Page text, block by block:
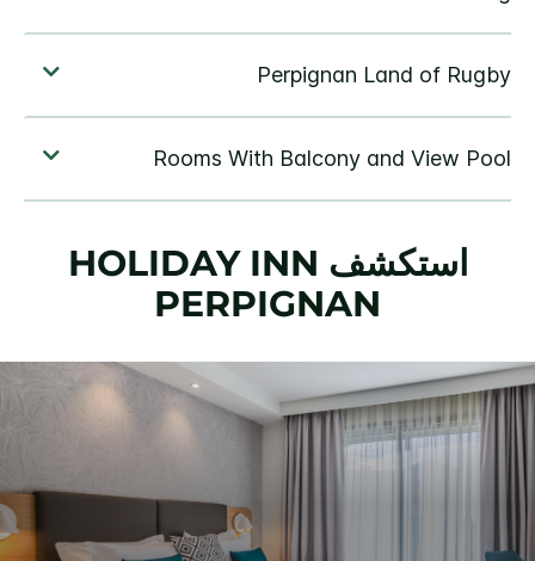
استكشف HOLIDAY INN
PERPIGNAN